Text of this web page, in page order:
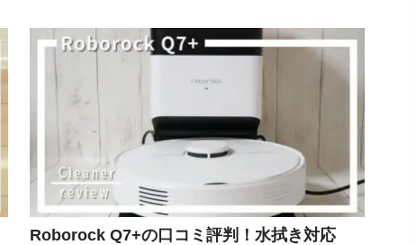
Roborock Q7+の口コミ評判！水拭き対応